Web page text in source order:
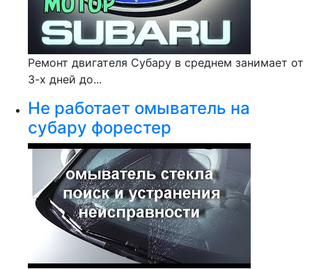
Ремонт двигателя Субару в среднем занимает от
3-х дней до...
Не работает омыватель на
субару форестер